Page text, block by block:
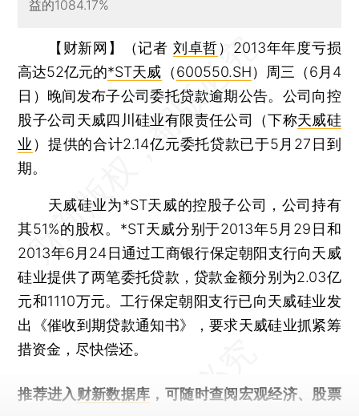
益的1084.17%
【财新网】（记者 刘卓哲） 2013年年度亏损
高达52亿元的*ST天威 （600550.SH）周三（6月4
日）晚间发布子公司委托贷款逾期公告。公司向控
股子公司天威四川硅业有限责任公司（下称天威硅
业 ）提供的合计2.14亿元委托贷款已于5月27日到
期。
天威硅业为*ST天威的控股子公司，公司持有
其51%的股权。*ST天威分别于2013年5月29日和
2013年6月24日通过工商银行保定朝阳支行向天威
硅业提供了两笔委托贷款，贷款金额分别为2.03亿
元和1110万元。工行保定朝阳支行已向天威硅业发
出《催收到期贷款通知书》，要求天威硅业抓紧筹
措资金，尽快偿还。
推荐进入 财新数据库 ，可随时查阅宏观经济、股票